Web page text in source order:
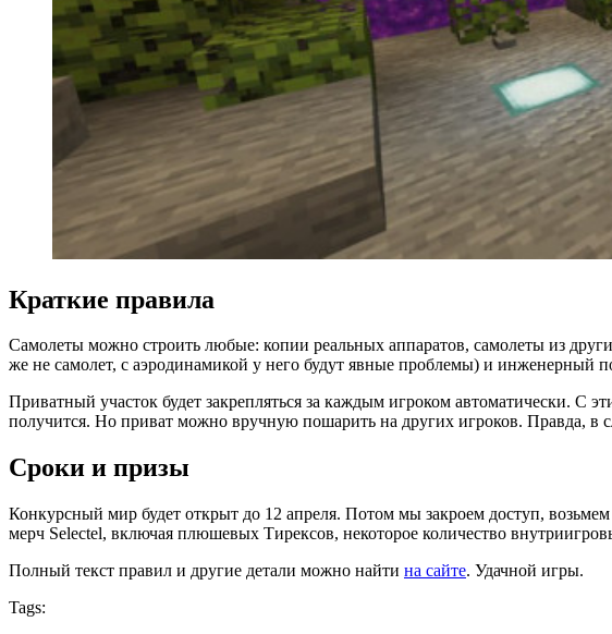
Краткие правила
Самолеты можно строить любые: копии реальных аппаратов, самолеты из
же не самолет, с аэродинамикой у него будут явные проблемы) и инженерный
Приватный участок будет закрепляться за каждым игроком автоматически. С
получится. Но приват можно вручную пошарить на других игроков. Правда, в
Сроки и призы
Конкурсный мир будет открыт до 12 апреля. Потом мы закроем доступ,
мерч Selectel, включая плюшевых Тирексов, некоторое количество
Полный текст правил и другие детали можно найти на сайте. Удачной игры.
Tags: